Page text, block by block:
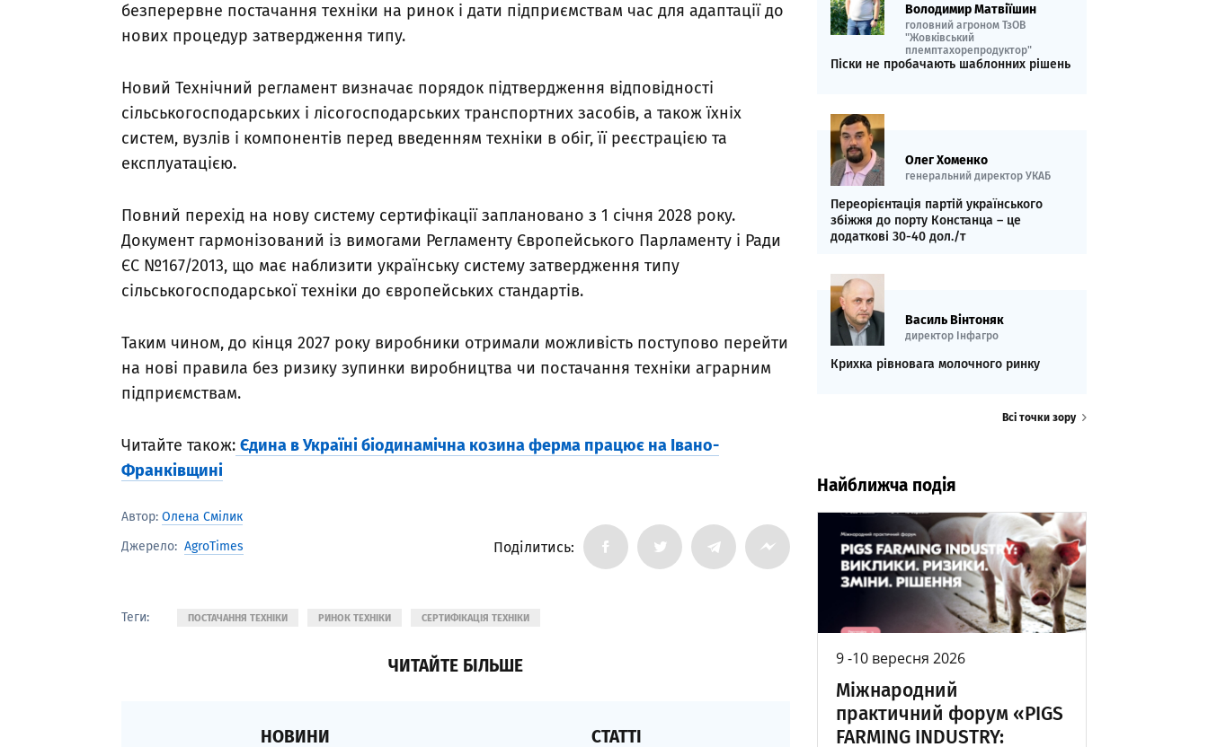
безперервне постачання техніки на ринок і дати підприємствам час для адаптації до
нових процедур затвердження типу.
Новий Технічний регламент визначає порядок підтвердження відповідності
сільськогосподарських і лісогосподарських транспортних засобів, а також їхніх
систем, вузлів і компонентів перед введенням техніки в обіг, її реєстрацією та
експлуатацією.
Повний перехід на нову систему сертифікації заплановано з 1 січня 2028 року.
Документ гармонізований із вимогами Регламенту Європейського Парламенту і Ради
ЄС №167/2013, що має наблизити українську систему затвердження типу
сільськогосподарської техніки до європейських стандартів.
Таким чином, до кінця 2027 року виробники отримали можливість поступово перейти
на нові правила без ризику зупинки виробництва чи постачання техніки аграрним
підприємствам.
Читайте також: Єдина в Україні біодинамічна козина ферма працює на Івано-
Франківщині
Автор: Олена Смілик
Джерело: AgroTimes Поділитись:
Теги: ПОСТАЧАННЯ ТЕХНІКИ РИНОК ТЕХНІКИ СЕРТИФІКАЦІЯ ТЕХНІКИ
ЧИТАЙТЕ БІЛЬШЕ
НОВИНИ СТАТТІ
Володимир Матвіїшин
головний агроном ТзОВ
"Жовківський
племптахорепродуктор"
Піски не пробачають шаблонних рішень
Олег Хоменко
генеральний директор УКАБ
Переорієнтація партій українського
збіжжя до порту Констанца – це
додаткові 30-40 дол./т
Василь Вінтоняк
директор Інфагро
Крихка рівновага молочного ринку
Всі точки зору
Найближча подія
9 -10 вересня 2026
Міжнародний
практичний форум «PIGS
FARMING INDUSTRY: